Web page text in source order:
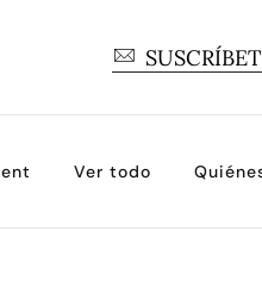
Ver todo